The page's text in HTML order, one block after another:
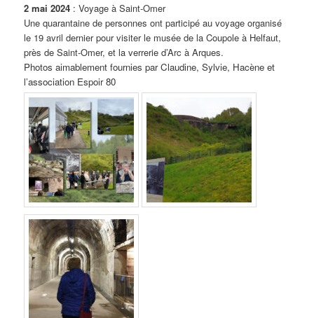
2 mai 2024 : Voyage à Saint-Omer
Une quarantaine de personnes ont participé au voyage organisé
le 19 avril dernier pour visiter le musée de la Coupole à Helfaut,
près de Saint-Omer, et la verrerie d’Arc à Arques.
Photos aimablement fournies par Claudine, Sylvie, Hacène et
l’association Espoir 80